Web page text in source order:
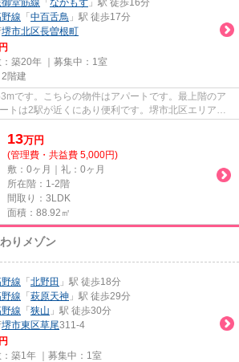
堂筋線 「 なかもず 」駅 徒歩16分
線 「 中百舌鳥 」駅 徒歩17分
堺市北区長曽根町
築20年 ｜募集中： 1室
階建
です。こちらの物件はアパートです。最上階のア
トは2駅が近くにあり便利です。堺市北区エリアに
域に...
13万円
(管理費・共益費 5,000円)
敷：0ヶ月｜礼：0ヶ月
所在階：1-2階
間取り：3LDK
面積：88.92㎡
りメゾン
線 「 北野田 」駅 徒歩18分
線 「 萩原天神 」駅 徒歩29分
線 「 狭山 」駅 徒歩30分
堺市東区草尾311-4
築1年 ｜募集中： 1室